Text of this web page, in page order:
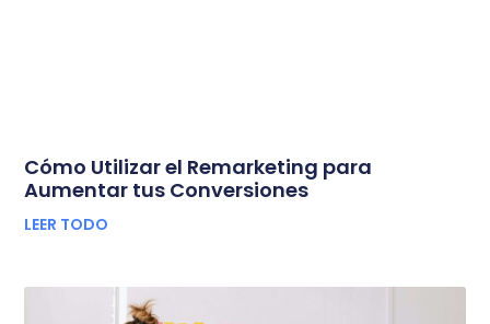
Cómo Utilizar el Remarketing para
Aumentar tus Conversiones
LEER TODO